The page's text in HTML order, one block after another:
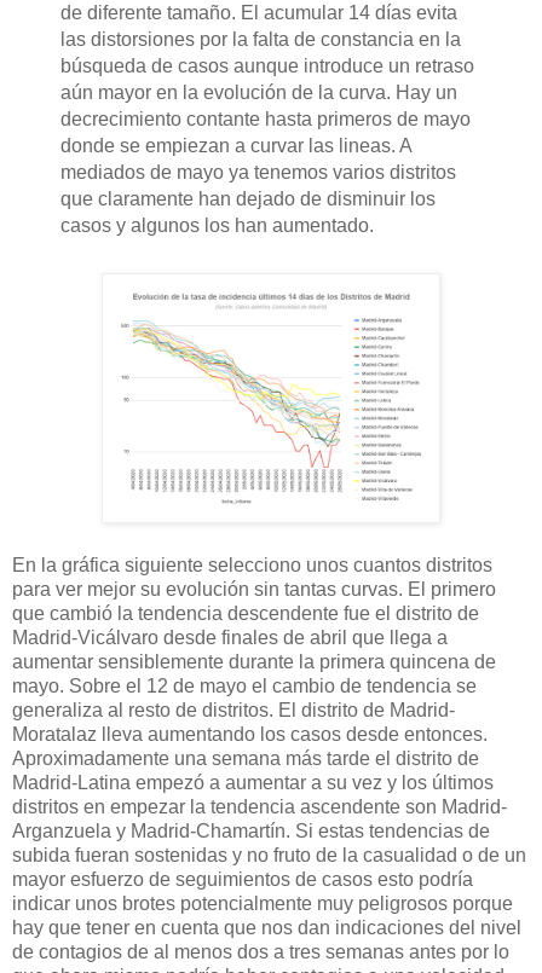
de diferente tamaño. El acumular 14 días evita
las distorsiones por la falta de constancia en la
búsqueda de casos aunque introduce un retraso
aún mayor en la evolución de la curva. Hay un
decrecimiento contante hasta primeros de mayo
donde se empiezan a curvar las lineas. A
mediados de mayo ya tenemos varios distritos
que claramente han dejado de disminuir los
casos y algunos los han aumentado.
En la gráfica siguiente selecciono unos cuantos distritos
para ver mejor su evolución sin tantas curvas. El primero
que cambió la tendencia descendente fue el distrito de
Madrid-Vicálvaro desde finales de abril que llega a
aumentar sensiblemente durante la primera quincena de
mayo. Sobre el 12 de mayo el cambio de tendencia se
generaliza al resto de distritos. El distrito de Madrid-
Moratalaz lleva aumentando los casos desde entonces.
Aproximadamente una semana más tarde el distrito de
Madrid-Latina empezó a aumentar a su vez y los últimos
distritos en empezar la tendencia ascendente son Madrid-
Arganzuela y Madrid-Chamartín. Si estas tendencias de
subida fueran sostenidas y no fruto de la casualidad o de un
mayor esfuerzo de seguimientos de casos esto podría
indicar unos brotes potencialmente muy peligrosos porque
hay que tener en cuenta que nos dan indicaciones del nivel
de contagios de al menos dos a tres semanas antes por lo